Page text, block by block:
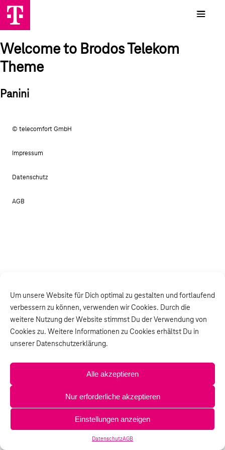
Um unsere Website für Dich optimal zu gestalten und fortlaufend
verbessern zu können, verwenden wir Cookies. Durch die
weitere Nutzung der Website stimmst Du der Verwendung von
Cookies zu. Weitere Informationen zu Cookies erhältst Du in
unserer Datenschutzerklärung.
Alle akzeptieren
Nur erforderliche akzeptieren
Einstellungen anzeigen
DatenschutzAGB
Welcome to Brodos Telekom
Theme
Panini
© telecomfort GmbH
Impressum
Datenschutz
AGB